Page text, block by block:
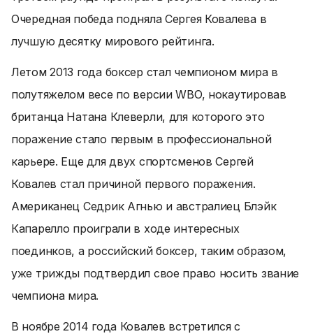
Очередная победа подняла Сергея Ковалева в
лучшую десятку мирового рейтинга.
Летом 2013 года боксер стал чемпионом мира в
полутяжелом весе по версии WBO, нокаутировав
британца Натана Клеверли, для которого это
поражение стало первым в профессиональной
карьере. Еще для двух спортсменов Сергей
Ковалев стал причиной первого поражения.
Американец Седрик Агнью и австралиец Блэйк
Капарелло проиграли в ходе интересных
поединков, а российский боксер, таким образом,
уже трижды подтвердил свое право носить звание
чемпиона мира.
В ноябре 2014 года Ковалев встретился с